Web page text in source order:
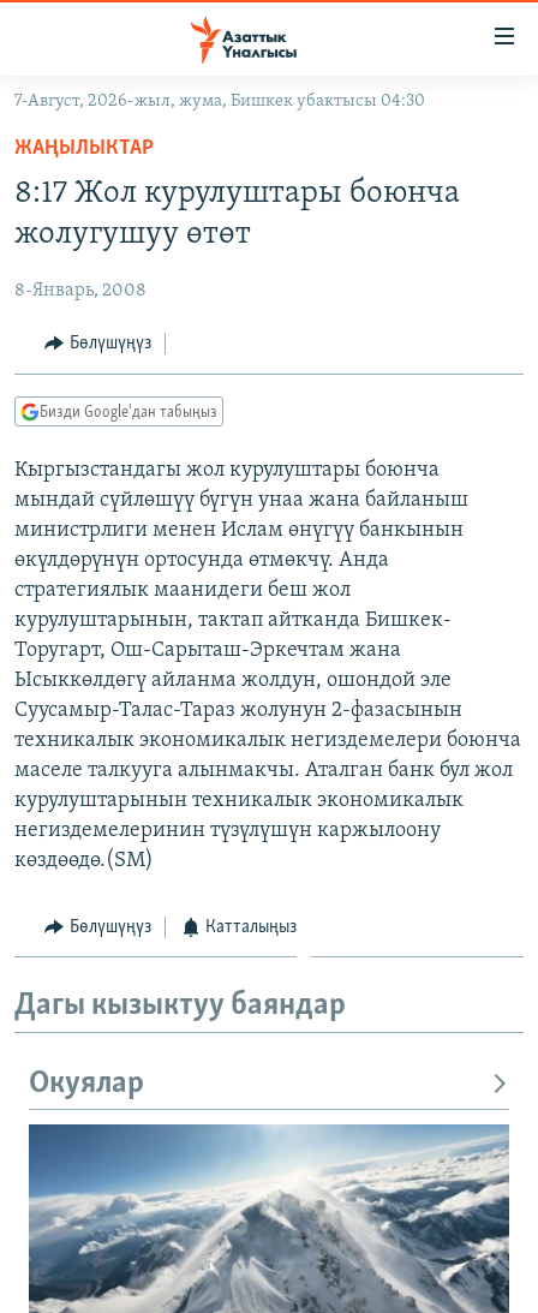
Навигацияга
өтүңүз
Издөөгө
салыңыз
ЭКОНОМИКА
МАДАНИЯТ
БОРБОР АЗИЯ
УКРАИНА
АТАЙЫН ИЛИКТӨӨ
ТВ ПРОГРАММАЛАР
ЭКСПЕРТТЕР ТАЛДАЙТ
БИЗ ЖАНА ДҮЙНӨ
ЭЖЕ-СИҢДИЛЕР
ЫҢГАЙСЫЗ СУРООЛОР
ӨЗГӨЧӨ ПИКИР
Русский
ОНЛАЙН ШЕРИНЕ
ЭЕ/АРнун бардык сайттары
7-Август, 2026-жыл, жума, Бишкек убактысы 04:30
ЖАҢЫЛЫКТАР
8:17 Жол курулуштары боюнча
жолугушуу өтөт
8-Январь, 2008
Бөлүшүңүз
Бизди Google'дан табыңыз
Кыргызстандагы жол курулуштары боюнча
мындай сүйлөшүү бүгүн унаа жана байланыш
министрлиги менен Ислам өнүгүү банкынын
өкүлдөрүнүн ортосунда өтмөкчү. Анда
стратегиялык маанидеги беш жол
курулуштарынын, тактап айтканда Бишкек-
Торугарт, Ош-Сарыташ-Эркечтам жана
Ысыккөлдөгү айланма жолдун, ошондой эле
Суусамыр-Талас-Тараз жолунун 2-фазасынын
техникалык экономикалык негиздемелери боюнча
маселе талкууга алынмакчы. Аталган банк бул жол
курулуштарынын техникалык экономикалык
негиздемелеринин түзүлүшүн каржылоону
көздөөдө.(SM)
Бөлүшүңүз Катталыңыз
Дагы кызыктуу баяндар
Окуялар